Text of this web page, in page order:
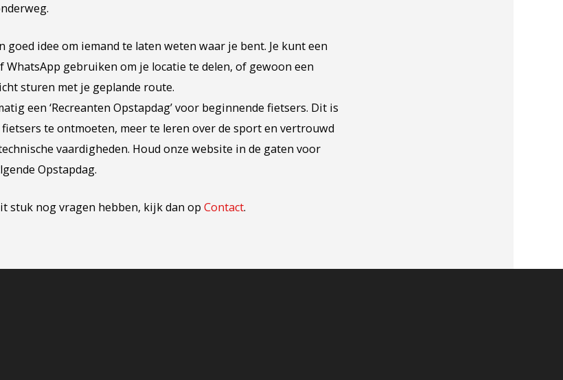
goed idee om iemand te laten weten waar je bent. Je kunt een
WhatsApp gebruiken om je locatie te delen, of gewoon een
sturen met je geplande route.
een ‘Recreanten Opstapdag’ voor beginnende fietsers. Dit is
te ontmoeten, meer te leren over de sport en vertrouwd
vaardigheden. Houd onze website in de gaten voor
Opstapdag.
stuk nog vragen hebben, kijk dan opContact.